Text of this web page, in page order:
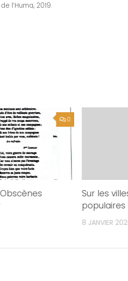
l’Huma, 2019.
0
Sur les
populaires
8 JANVIER